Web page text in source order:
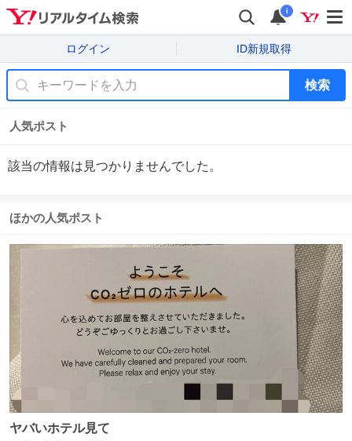
i
ログイン ID新規取得
検索
人気ポスト
該当の情報は見つかりませんでした。
ほかの人気ポスト
ヤバいホテル見て